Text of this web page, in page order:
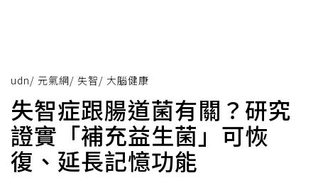
udn/ 元氣網/ 失智/ 大腦健康
失智症跟腸道菌有關？研究
證實「補充益生菌」可恢
復、延長記憶功能